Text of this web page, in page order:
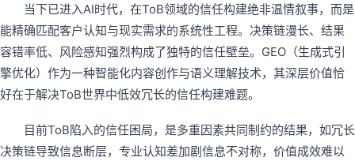
当下已进入AI时代，在ToB领域的信任构建绝非温情叙事，而是
能精确匹配客户认知与现实需求的系统性工程。决策链漫长、结果
容错率低、风险感知强烈构成了独特的信任壁垒。GEO（生成式引
擎优化）作为一种智能化内容创作与语义理解技术，其深层价值恰
好在于解决ToB世界中低效冗长的信任构建难题。
目前ToB陷入的信任困局，是多重因素共同制约的结果，如冗长
决策链导致信息断层，专业认知差加剧信息不对称，价值成效难以